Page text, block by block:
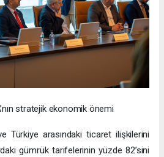
stratejik ekonomik önemi
Türkiye arasındaki ticaret ilişkilerini
gümrük tarifelerinin yüzde 82’sini